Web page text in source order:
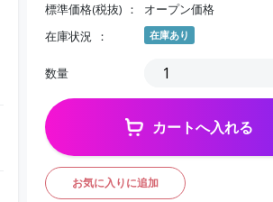
標準価格(税抜)
オープン価格
在庫状況
在庫あり
数量
カートへ入れる
お気に入りに追加